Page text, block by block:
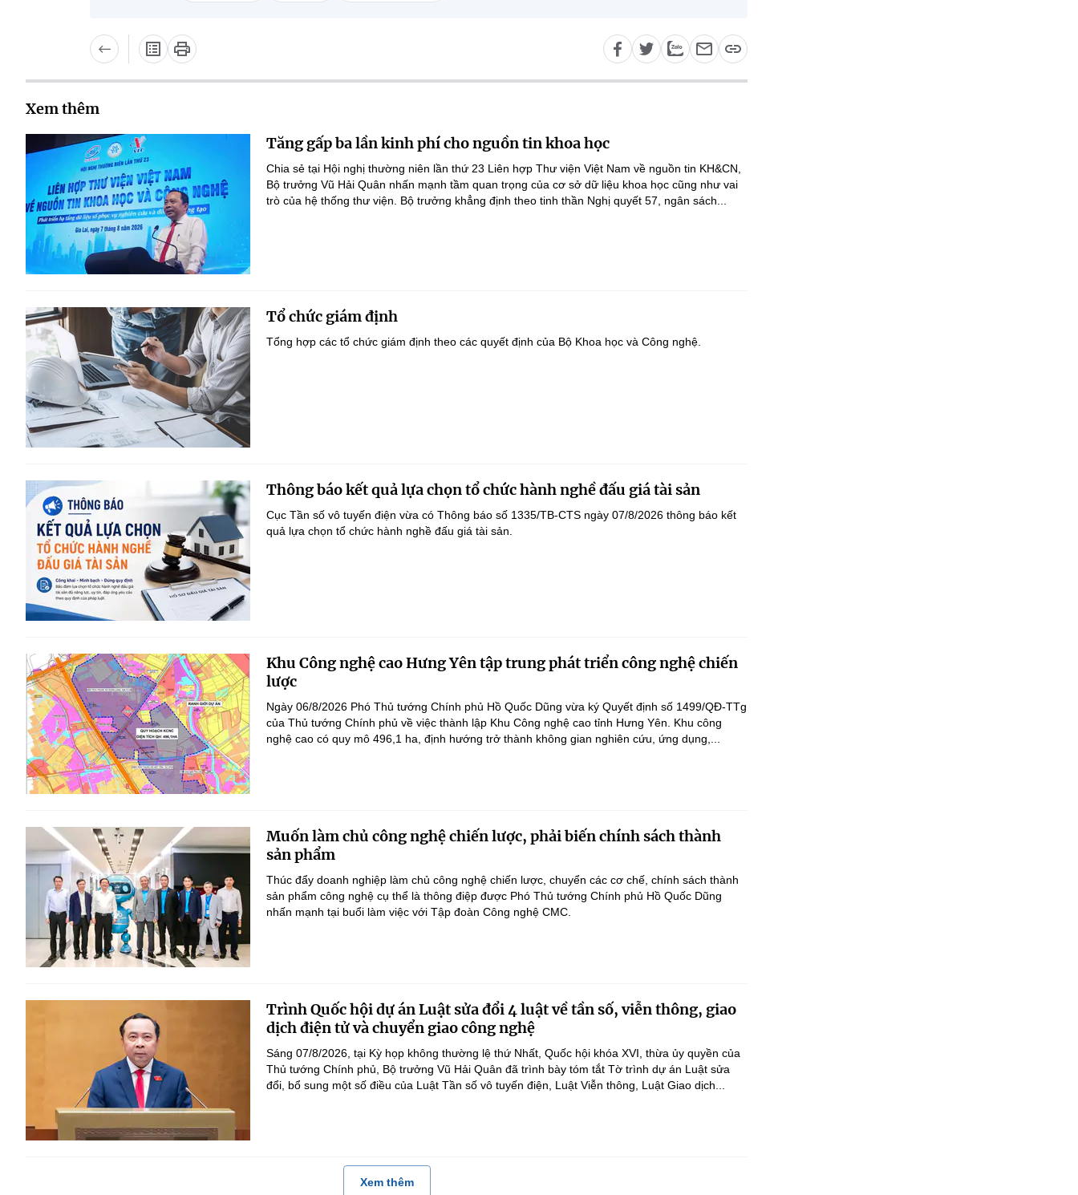
Xem thêm
Tăng gấp ba lần kinh phí cho nguồn tin khoa học
Chia sẻ tại Hội nghị thường niên lần thứ 23 Liên hợp Thư viện Việt Nam về nguồn tin KH&CN,
Bộ trưởng Vũ Hải Quân nhấn mạnh tầm quan trọng của cơ sở dữ liệu khoa học cũng như vai
trò của hệ thống thư viện. Bộ trưởng khẳng định theo tinh thần Nghị quyết 57, ngân sách...
Tổ chức giám định
Tổng hợp các tổ chức giám định theo các quyết định của Bộ Khoa học và Công nghệ.
Thông báo kết quả lựa chọn tổ chức hành nghề đấu giá tài sản
Cục Tần số vô tuyến điện vừa có Thông báo số 1335/TB-CTS ngày 07/8/2026 thông báo kết
quả lựa chọn tổ chức hành nghề đấu giá tài sản.
Khu Công nghệ cao Hưng Yên tập trung phát triển công nghệ chiến
lược
Ngày 06/8/2026 Phó Thủ tướng Chính phủ Hồ Quốc Dũng vừa ký Quyết định số 1499/QĐ-TTg
của Thủ tướng Chính phủ về việc thành lập Khu Công nghệ cao tỉnh Hưng Yên. Khu công
nghệ cao có quy mô 496,1 ha, định hướng trở thành không gian nghiên cứu, ứng dụng,...
Muốn làm chủ công nghệ chiến lược, phải biến chính sách thành
sản phẩm
Thúc đẩy doanh nghiệp làm chủ công nghệ chiến lược, chuyển các cơ chế, chính sách thành
sản phẩm công nghệ cụ thể là thông điệp được Phó Thủ tướng Chính phủ Hồ Quốc Dũng
nhấn mạnh tại buổi làm việc với Tập đoàn Công nghệ CMC.
Trình Quốc hội dự án Luật sửa đổi 4 luật về tần số, viễn thông, giao
dịch điện tử và chuyển giao công nghệ
Sáng 07/8/2026, tại Kỳ họp không thường lệ thứ Nhất, Quốc hội khóa XVI, thừa ủy quyền của
Thủ tướng Chính phủ, Bộ trưởng Vũ Hải Quân đã trình bày tóm tắt Tờ trình dự án Luật sửa
đổi, bổ sung một số điều của Luật Tần số vô tuyến điện, Luật Viễn thông, Luật Giao dịch...
Xem thêm